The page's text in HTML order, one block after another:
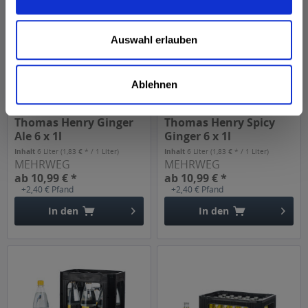
Auswahl erlauben
Ablehnen
Thomas Henry Ginger
Ale 6 x 1l
Inhalt 6 Liter(1,83 € * / 1 Liter)
MEHRWEG
ab 10,99 € *
+2,40 € Pfand
In den
Thomas Henry Spicy
Ginger 6 x 1l
Inhalt 6 Liter(1,83 € * / 1 Liter)
MEHRWEG
ab 10,99 € *
+2,40 € Pfand
In den